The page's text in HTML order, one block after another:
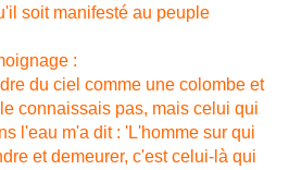
soit manifesté au peuple
:
du ciel comme une colombe et
connaissais pas, mais celui qui
l'eau m'a dit : 'L'homme sur qui
et demeurer, c'est celui-là qui